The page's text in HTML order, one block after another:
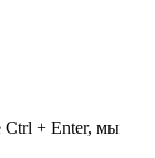
Ctrl + Enter, мы